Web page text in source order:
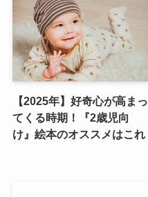
【2025年】好奇心が高まっ
てくる時期！『2歳児向
け』絵本のオススメはこれ